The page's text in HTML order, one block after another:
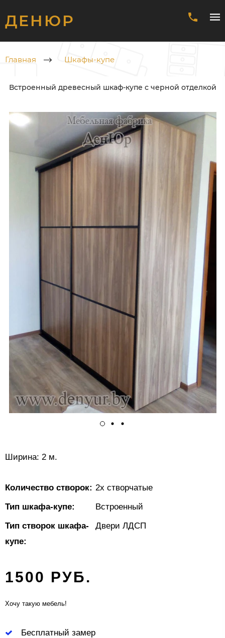
ДЕНЮР
Главная Шкафы-купе
Встроенный древесный шкаф-купе с черной отделкой
Ширина: 2 м.
Количество створок: 2х створчатые
Тип шкафа-купе:
Встроенный
Тип створок шкафа-
купе:
Двери ЛДСП
1500 РУБ.
Хочу такую мебель!
Бесплатный замер